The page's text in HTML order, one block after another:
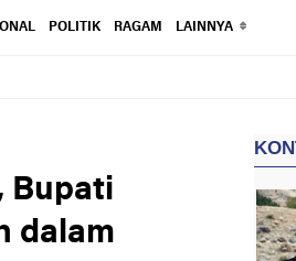
POLITIK RAGAM LAINNYA
Bupati
dalam